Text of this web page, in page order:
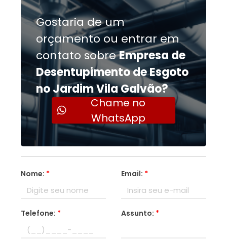
Gostaria de um
orçamento ou entrar em
contato sobreEmpresa de
Desentupimento de Esgoto
no Jardim Vila Galvão?
Chame no
WhatsApp
Nome: * Email: *
Telefone: * Assunto: *